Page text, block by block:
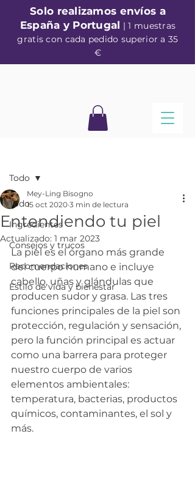
Solo realizamos envíos a
España y Portugal | 1 muestras
gratis con cada pedido superior a 35
€
Todo
Ingredientes
Consejos y trucos
Recomendaciones
Estilo de vida y bienestar
Todo
Entendiendo tu piel
Mey-Ling Bisogno
15 oct 2020 3 min de lectura
Actualizado: 1 mar 2023
La piel es el órgano más grande
del cuerpo humano e incluye
cabello, uñas y glándulas que
producen sudor y grasa. Las tres
funciones principales de la piel son
protección, regulación y sensación,
pero la función principal es actuar
como una barrera para proteger
nuestro cuerpo de varios
elementos ambientales:
temperatura, bacterias, productos
químicos, contaminantes, el sol y
más.